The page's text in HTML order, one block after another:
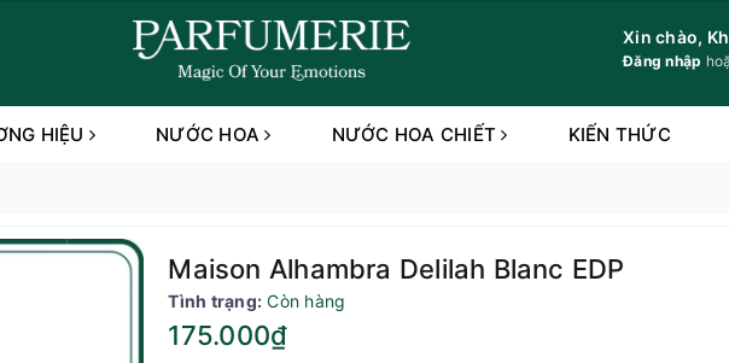
Xin chào,
Đăng nhập
HIỆU NƯỚC HOA NƯỚC HOA CHIẾT KIẾN THỨC
Maison Alhambra Delilah Blanc EDP
Tình trạng: Còn hàng
175.000₫